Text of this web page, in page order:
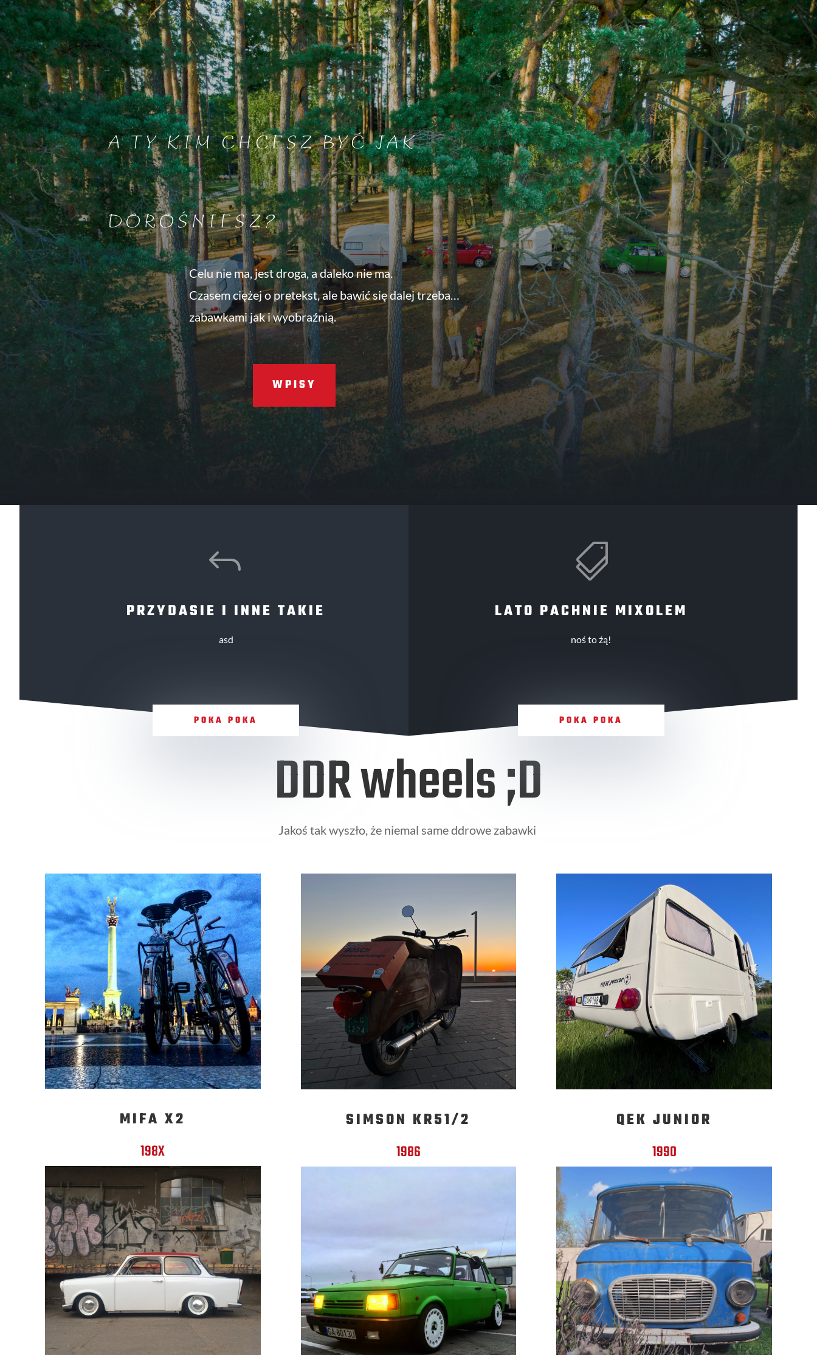
A TY KIM CHCESZ BYĆ JAK
DOROŚNIESZ?
Celu nie ma, jest droga, a daleko nie ma.
Czasem ciężej o pretekst, ale bawić się dalej trzeba…
zabawkami jak i wyobraźnią.
WPISY
J
PRZYDASIE I INNE TAKIE
asd
POKA POKA

LATO PACHNIE MIXOLEM
noś to źą!
POKA POKA
DDR wheels ;D
Jakoś tak wyszło, że niemal same ddrowe zabawki
MIFA X2
198X
SIMSON KR51/2
1986
QEK JUNIOR
1990